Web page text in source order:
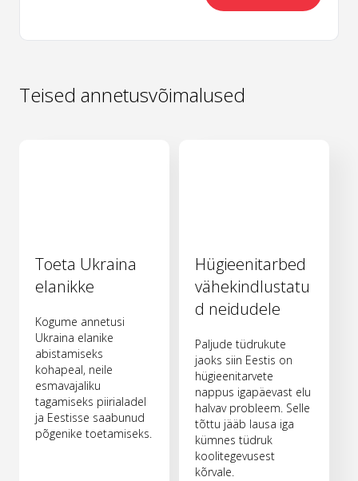
Teised annetusvõimalused
Toeta Ukraina
elanikke
Kogume annetusi
Ukraina elanike
abistamiseks
kohapeal, neile
esmavajaliku
tagamiseks piirialadel
ja Eestisse saabunud
põgenike toetamiseks.
Hügieenitarbed
vähekindlustatu
d neidudele
Paljude tüdrukute
jaoks siin Eestis on
hügieenitarvete
nappus igapäevast elu
halvav probleem. Selle
tõttu jääb lausa iga
kümnes tüdruk
koolitegevusest
kõrvale.